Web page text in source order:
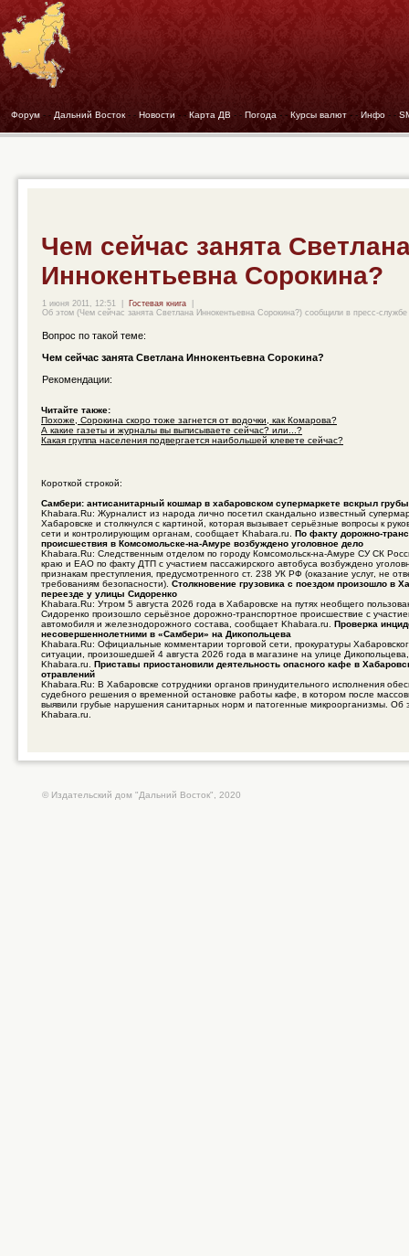
Форум - - Дальний Восток - - Новости - - Карта ДВ - - Погода - - Курсы валют - - Инфо - -
Чем сейчас занята
Иннокентьевна Сорокина?
1 июня 2011, 12:51 Гостевая книга
Об этом (Чем сейчас занята Светлана Иннокентьевна Сорокина?) сообщили в пресс-службе
Вопрос по такой теме:
Чем сейчас занята Светлана Иннокентьевна Сорокина?
Рекомендации:
Читайте также:
Похоже, Сорокина скоро тоже загнется от водочки, как Комарова?
А какие газеты и журналы вы выписываете сейчас? или...?
Какая группа населения подвергается наибольшей клевете сейчас?
Короткой строкой:
Самбери: антисанитарный кошмар в хабаровском супермаркете вскрыл
Khabara.Ru: Журналист из народа лично посетил скандально известный
Хабаровске и столкнулся с картиной, которая вызывает серьёзные вопросы к
сети и контролирующим органам, сообщает Khabara.ru. По факту дорожно-
происшествия в Комсомольске-на-Амуре возбуждено уголовное дело
Khabara.Ru: Следственным отделом по городу Комсомольск-на-Амуре СУ СК
краю и ЕАО по факту ДТП с участием пассажирского автобуса возбуждено
признакам преступления, предусмотренного ст. 238 УК РФ (оказание услуг, не
требованиям безопасности). Столкновение грузовика с поездом произошло в
переезде у улицы Сидоренко
Khabara.Ru: Утром 5 августа 2026 года в Хабаровске на путях необщего
Сидоренко произошло серьёзное дорожно-транспортное происшествие с
автомобиля и железнодорожного состава, сообщает Khabara.ru. Проверка
несовершеннолетними в «Самбери» на Дикопольцева
Khabara.Ru: Официальные комментарии торговой сети, прокуратуры
ситуации, произошедшей 4 августа 2026 года в магазине на улице
Khabara.ru. Приставы приостановили деятельность опасного кафе в
отравлений
Khabara.Ru: В Хабаровске сотрудники органов принудительного исполнения
судебного решения о временной остановке работы кафе, в котором после
выявили грубые нарушения санитарных норм и патогенные микроорганизмы. Об
Khabara.ru.
© Издательский дом "Дальний Восток", 2020